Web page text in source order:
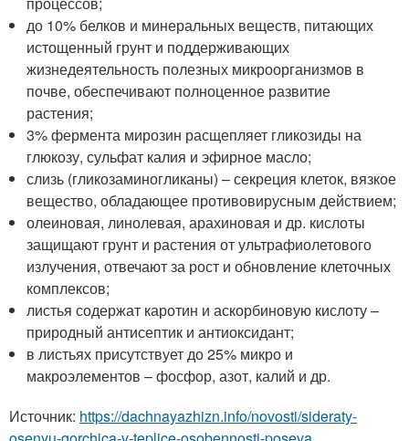
до 10% белков и минеральных веществ, питающих
истощенный грунт и поддерживающих
жизнедеятельность полезных микроорганизмов в
почве, обеспечивают полноценное развитие
растения;
3% фермента мирозин расщепляет гликозиды на
глюкозу, сульфат калия и эфирное масло;
слизь (гликозаминогликаны) – секреция клеток, вязкое
вещество, обладающее противовирусным действием;
олеиновая, линолевая, арахиновая и др. кислоты
защищают грунт и растения от ультрафиолетового
излучения, отвечают за рост и обновление клеточных
комплексов;
листья содержат каротин и аскорбиновую кислоту –
природный антисептик и антиоксидант;
в листьях присутствует до 25% микро и
макроэлементов – фосфор, азот, калий и др.
Источник: https://dachnayazhizn.info/novosti/sideraty-